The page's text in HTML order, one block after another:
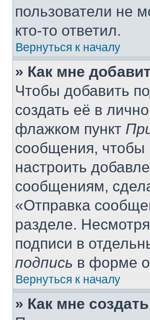
пользователи не
кто-то ответил.
Вернуться к началу
» Как мне
Чтобы добавить
создать её в
флажком пункт
сообщения, чтобы
настроить
сообщениям,
«Отправка
разделе.
подписи в
подпись в форме
Вернуться к началу
» Как мне